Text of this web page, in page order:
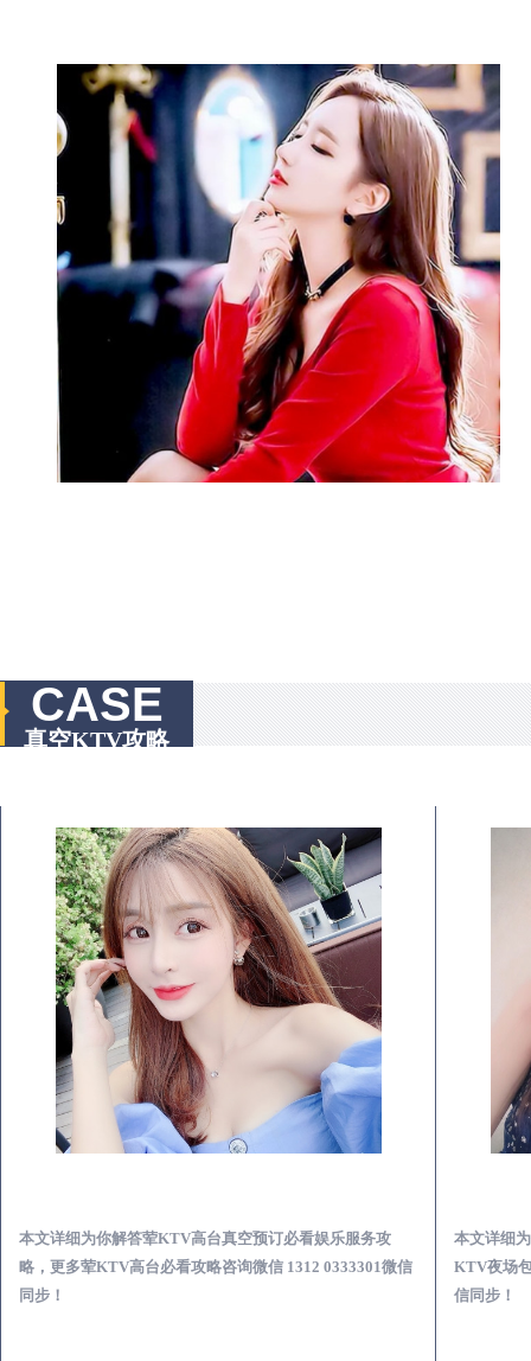
CASE
真空KTV攻略
本文详细为你解答荤KTV高台真空预订必看娱乐服务攻
略，更多荤KTV高台必看攻略咨询微信 1312 0333301微信
同步！
本文详细
KTV夜场
信同步！